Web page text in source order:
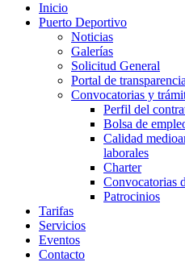
Inicio
Puerto Deportivo
Noticias
Galerías
Solicitud General
Portal de transparencia
Convocatorias y
Perfil del
Bolsa de
Calidad
laborales
Charter
Convocatorias
Patrocinios
Tarifas
Servicios
Eventos
Contacto